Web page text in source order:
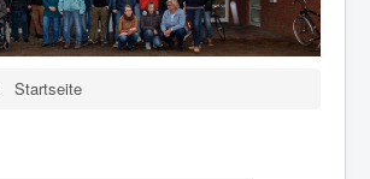
Startseite